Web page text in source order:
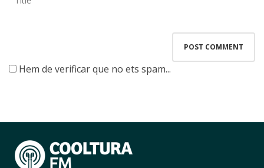
Hem de verificar que no ets spam...